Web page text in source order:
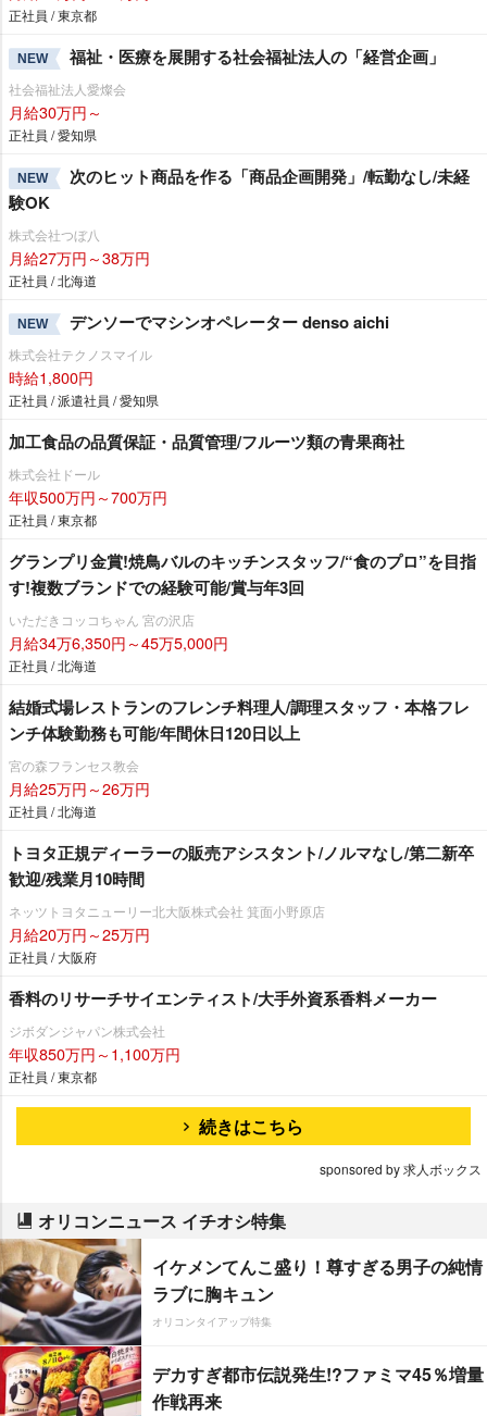
正社員 / 東京都
NEW 福祉・医療を展開する社会福祉法人の「経営企画」
社会福祉法人愛燦会
月給30万円～
正社員 / 愛知県
NEW
次のヒット商品を作る「商品企画開発」/転勤なし/未経
験OK
株式会社つぼ八
月給27万円～38万円
正社員 / 北海道
NEW デンソーでマシンオペレーター denso aichi
株式会社テクノスマイル
時給1,800円
正社員 / 派遣社員 / 愛知県
加工食品の品質保証・品質管理/フルーツ類の青果商社
株式会社ドール
年収500万円～700万円
正社員 / 東京都
グランプリ金賞!焼鳥バルのキッチンスタッフ/“食のプロ”を目指
す!複数ブランドでの経験可能/賞与年3回
いただきコッコちゃん 宮の沢店
月給34万6,350円～45万5,000円
正社員 / 北海道
結婚式場レストランのフレンチ料理人/調理スタッフ・本格フレ
ンチ体験勤務も可能/年間休日120日以上
宮の森フランセス教会
月給25万円～26万円
正社員 / 北海道
トヨタ正規ディーラーの販売アシスタント/ノルマなし/第二新卒
歓迎/残業月10時間
ネッツトヨタニューリー北大阪株式会社 箕面小野原店
月給20万円～25万円
正社員 / 大阪府
香料のリサーチサイエンティスト/大手外資系香料メーカー
ジボダンジャパン株式会社
年収850万円～1,100万円
正社員 / 東京都
続きはこちら
sponsored by 求人ボックス
オリコンニュース イチオシ特集
イケメンてんこ盛り！尊すぎる男子の純情
ラブに胸キュン
オリコンタイアップ特集
デカすぎ都市伝説発生!?ファミマ45％増量
作戦再来